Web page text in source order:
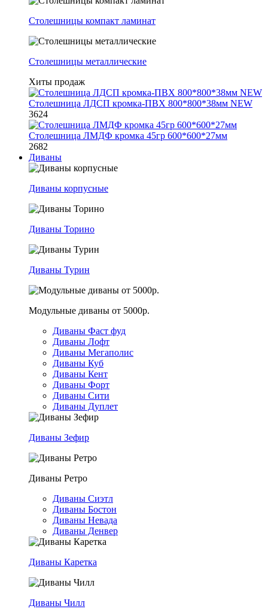
Столешницы компакт ламинат
Столешницы металлические
Хиты продаж
Столешница ЛДСП кромка-ПВХ 800*800*38мм NEW
3624
Столешница ЛМДФ кромка 45гр 600*600*27мм
2682
Диваны
Диваны корпусные
Диваны Торино
Диваны Турин
Модульные диваны от 5000р.
Диваны Фаст фуд
Диваны Лофт
Диваны Мегаполис
Диваны Куб
Диваны Кент
Диваны Форт
Диваны Сити
Диваны Дуплет
Диваны Зефир
Диваны Ретро
Диваны Сиэтл
Диваны Бостон
Диваны Невада
Диваны Денвер
Диваны Каретка
Диваны Чилл